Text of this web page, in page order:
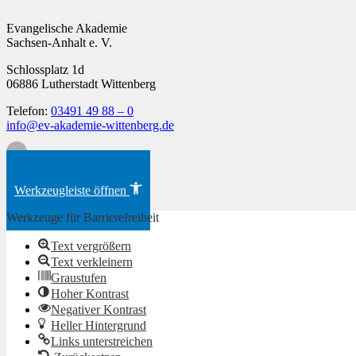
Evangelische Akademie
Sachsen-Anhalt e. V.
Schlossplatz 1d
06886 Lutherstadt Wittenberg
Telefon: 03491 49 88 – 0
info@ev-akademie-wittenberg.de
Werkzeugleiste öffnen
Werkzeuge für Barrierefreiheit
Text vergrößern
Text verkleinern
Graustufen
Hoher Kontrast
Negativer Kontrast
Heller Hintergrund
Links unterstreichen